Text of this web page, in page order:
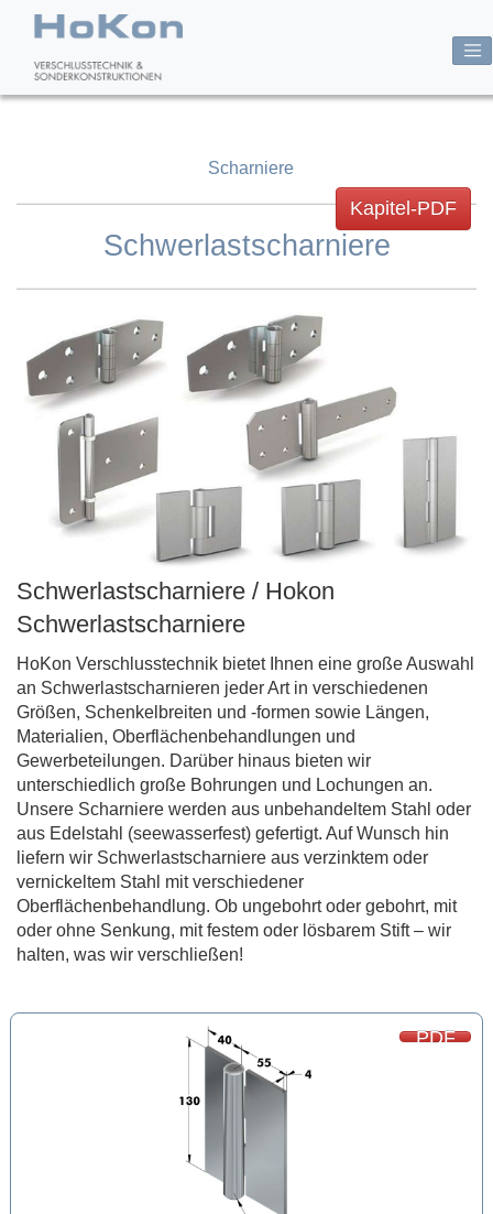
Kapitel-PDF
Scharniere
Schwerlastscharniere
Schwerlastscharniere / Hokon
Schwerlastscharniere
HoKon Verschlusstechnik bietet Ihnen eine große Auswahl
an Schwerlastscharnieren jeder Art in verschiedenen
Größen, Schenkelbreiten und -formen sowie Längen,
Materialien, Oberflächenbehandlungen und
Gewerbeteilungen. Darüber hinaus bieten wir
unterschiedlich große Bohrungen und Lochungen an.
Unsere Scharniere werden aus unbehandeltem Stahl oder
aus Edelstahl (seewasserfest) gefertigt. Auf Wunsch hin
liefern wir Schwerlastscharniere aus verzinktem oder
vernickeltem Stahl mit verschiedener
Oberflächenbehandlung. Ob ungebohrt oder gebohrt, mit
oder ohne Senkung, mit festem oder lösbarem Stift – wir
halten, was wir verschließen!
PDF